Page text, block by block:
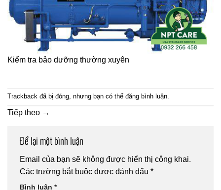
Kiểm tra bảo dưỡng thường xuyên
Trackback đã bị đóng, nhưng bạn có thể đăng bình luận.
Tiếp theo →
Để lại một bình luận
Email của bạn sẽ không được hiển thị công khai.
Các trường bắt buộc được đánh dấu *
Bình luận *